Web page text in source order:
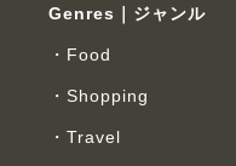
Genres｜ジャンル
Food
Shopping
Travel